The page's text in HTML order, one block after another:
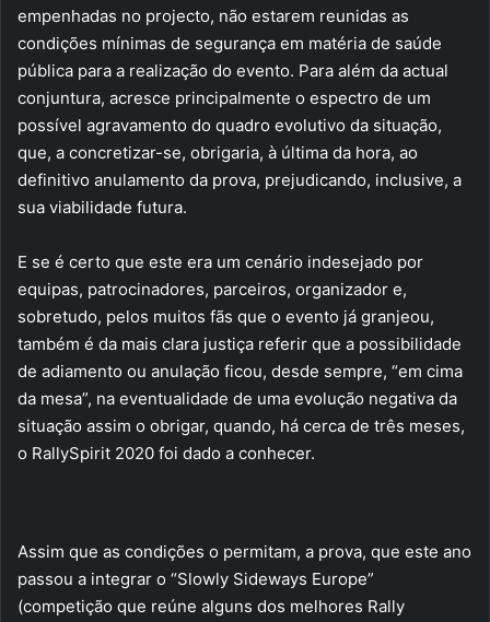
empenhadas no projecto, não estarem reunidas as
condições mínimas de segurança em matéria de saúde
pública para a realização do evento. Para além da actual
conjuntura, acresce principalmente o espectro de um
possível agravamento do quadro evolutivo da situação,
que, a concretizar-se, obrigaria, à última da hora, ao
definitivo anulamento da prova, prejudicando, inclusive, a
sua viabilidade futura.
E se é certo que este era um cenário indesejado por
equipas, patrocinadores, parceiros, organizador e,
sobretudo, pelos muitos fãs que o evento já granjeou,
também é da mais clara justiça referir que a possibilidade
de adiamento ou anulação ficou, desde sempre, “em cima
da mesa”, na eventualidade de uma evolução negativa da
situação assim o obrigar, quando, há cerca de três meses,
o RallySpirit 2020 foi dado a conhecer.
Assim que as condições o permitam, a prova, que este ano
passou a integrar o “Slowly Sideways Europe”
(competição que reúne alguns dos melhores Rally